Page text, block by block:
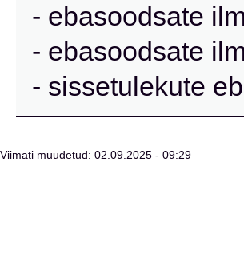
- ebasoodsate
- ebasoodsate
- sissetulekute
Viimati muudetud: 02.09.2025 - 09:29